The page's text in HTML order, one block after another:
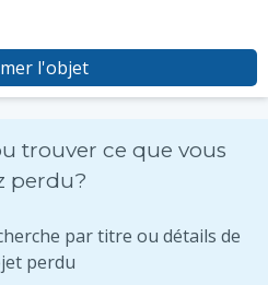
l'objet
trouver ce que vous
perdu?
par titre ou détails de
perdu